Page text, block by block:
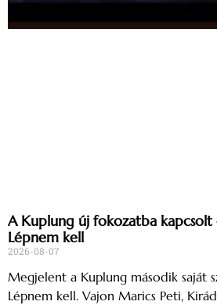
A Kuplung új fokozatba
Lépnem kell
2026-08-07
Megjelent a Kuplung második saját
Lépnem kell. Vajon Marics Peti,